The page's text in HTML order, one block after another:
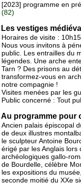
[2023] programme en
(82)
Les vestiges
Horaires de visite :
Nous vous invitons à
public. Les entrailles du
légendes. Une arche
Tarn ? Des prisons au
transformez-vous en
notre compagnie !
Visites menées par les
Public concerné : Tout
Au programme pour
Ancien palais épiscopal
de deux illustres
le sculpteur Antoine
érigé par les Anglais
archéologiques gallo-
de Bourdelle, célèbre
les expositions du
seconde moitié du XXe